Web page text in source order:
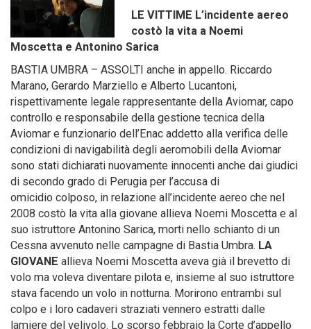
LE VITTIME L’incidente aereo
costò la vita a Noemi
Moscetta e Antonino Sarica
BASTIA UMBRA – ASSOLTI anche in appello. Riccardo
Marano, Gerardo Marziello e Alberto Lucantoni,
rispettivamente legale rappresentante della Aviomar, capo
controllo e responsabile della gestione tecnica della
Aviomar e funzionario dell’Enac addetto alla verifica delle
condizioni di navigabilità degli aeromobili della Aviomar
sono stati dichiarati nuovamente innocenti anche dai giudici
di secondo grado di Perugia per l’accusa di
omicidio colposo, in relazione all’incidente aereo che nel
2008 costò la vita alla giovane allieva Noemi Moscetta e al
suo istruttore Antonino Sarica, morti nello schianto di un
Cessna avvenuto nelle campagne di Bastia Umbra. LA
GIOVANE allieva Noemi Moscetta aveva già il brevetto di
volo ma voleva diventare pilota e, insieme al suo istruttore
stava facendo un volo in notturna. Morirono entrambi sul
colpo e i loro cadaveri straziati vennero estratti dalle
lamiere del velivolo. Lo scorso febbraio la Corte d’appello